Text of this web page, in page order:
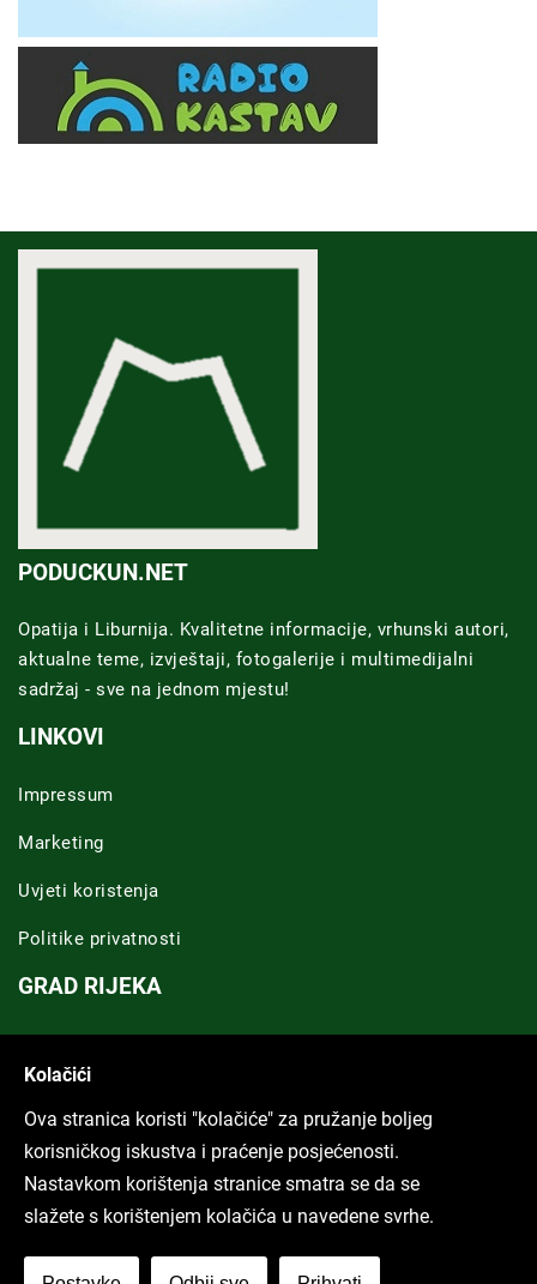
PODUCKUN.NET
Opatija i Liburnija. Kvalitetne informacije, vrhunski autori,
aktualne teme, izvještaji, fotogalerije i multimedijalni
sadržaj - sve na jednom mjestu!
LINKOVI
Impressum
Marketing
Uvjeti koristenja
Politike privatnosti
GRAD RIJEKA
ARHIVA TEKSTOVA
Svi tekstovi
Kolačići
Ova stranica koristi "kolačiće" za pružanje boljeg
korisničkog iskustva i praćenje posjećenosti.
Nastavkom korištenja stranice smatra se da se
slažete s korištenjem kolačića u navedene svrhe.